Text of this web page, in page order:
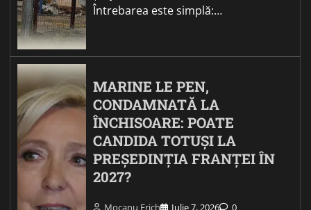
Întrebarea este simplă:…
MARINE LE PEN,
CONDAMNATĂ LA
ÎNCHISOARE: POATE
CANDIDA TOTUȘI LA
PREȘEDINȚIA FRANȚEI ÎN
2027?
Mocanu Erich Iulie 7, 2026 0